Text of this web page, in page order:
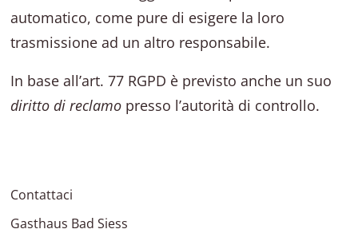
automatico, come pure di esigere la loro
trasmissione ad un altro responsabile.
In base all’art. 77 RGPD è previsto anche un suo
diritto di reclamo presso l’autorità di controllo.
Contattaci
Gasthaus Bad Siess